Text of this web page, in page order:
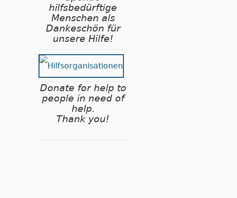
hilfsbedürftige
Menschen als
Dankeschön für
unsere Hilfe!
Donate for help to
people in need of
help.
Thank you!